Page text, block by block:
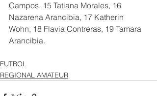
Campos, 15 Tatiana Morales, 16
Nazarena Arancibia, 17 Katherin
Wohn, 18 Flavia Contreras, 19 Tamara
Arancibia.
FUTBOL
REGIONAL AMATEUR